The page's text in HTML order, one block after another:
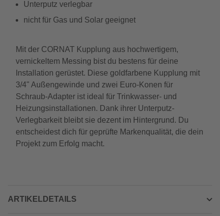
Unterputz verlegbar
nicht für Gas und Solar geeignet
Mit der CORNAT Kupplung aus hochwertigem,
vernickeltem Messing bist du bestens für deine
Installation gerüstet. Diese goldfarbene Kupplung mit
3/4" Außengewinde und zwei Euro-Konen für
Schraub-Adapter ist ideal für Trinkwasser- und
Heizungsinstallationen. Dank ihrer Unterputz-
Verlegbarkeit bleibt sie dezent im Hintergrund. Du
entscheidest dich für geprüfte Markenqualität, die dein
Projekt zum Erfolg macht.
ARTIKELDETAILS